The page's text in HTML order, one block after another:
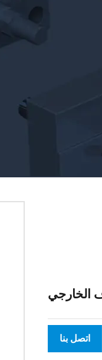
الخارجي
اتصل بنا